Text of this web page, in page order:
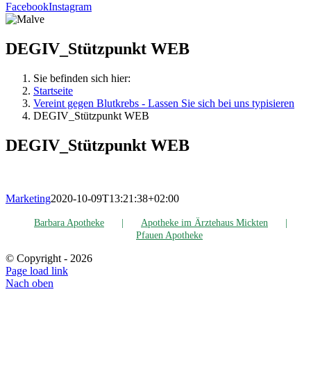
FacebookInstagram
DEGIV_Stützpunkt WEB
Sie befinden sich hier:
Startseite
Ver­eint gegen Blut­krebs - Las­sen Sie sich bei uns typisieren
DEGIV_Stützpunkt WEB
DEGIV_Stützpunkt WEB
Marketing2020-10-09T13:21:38+02:00
Bar­ba­ra Apotheke
Apo­the­ke im Ärz­te­haus Mickten
Pfau­en Apotheke
© Copyright - 2026
Page load link
Nach oben